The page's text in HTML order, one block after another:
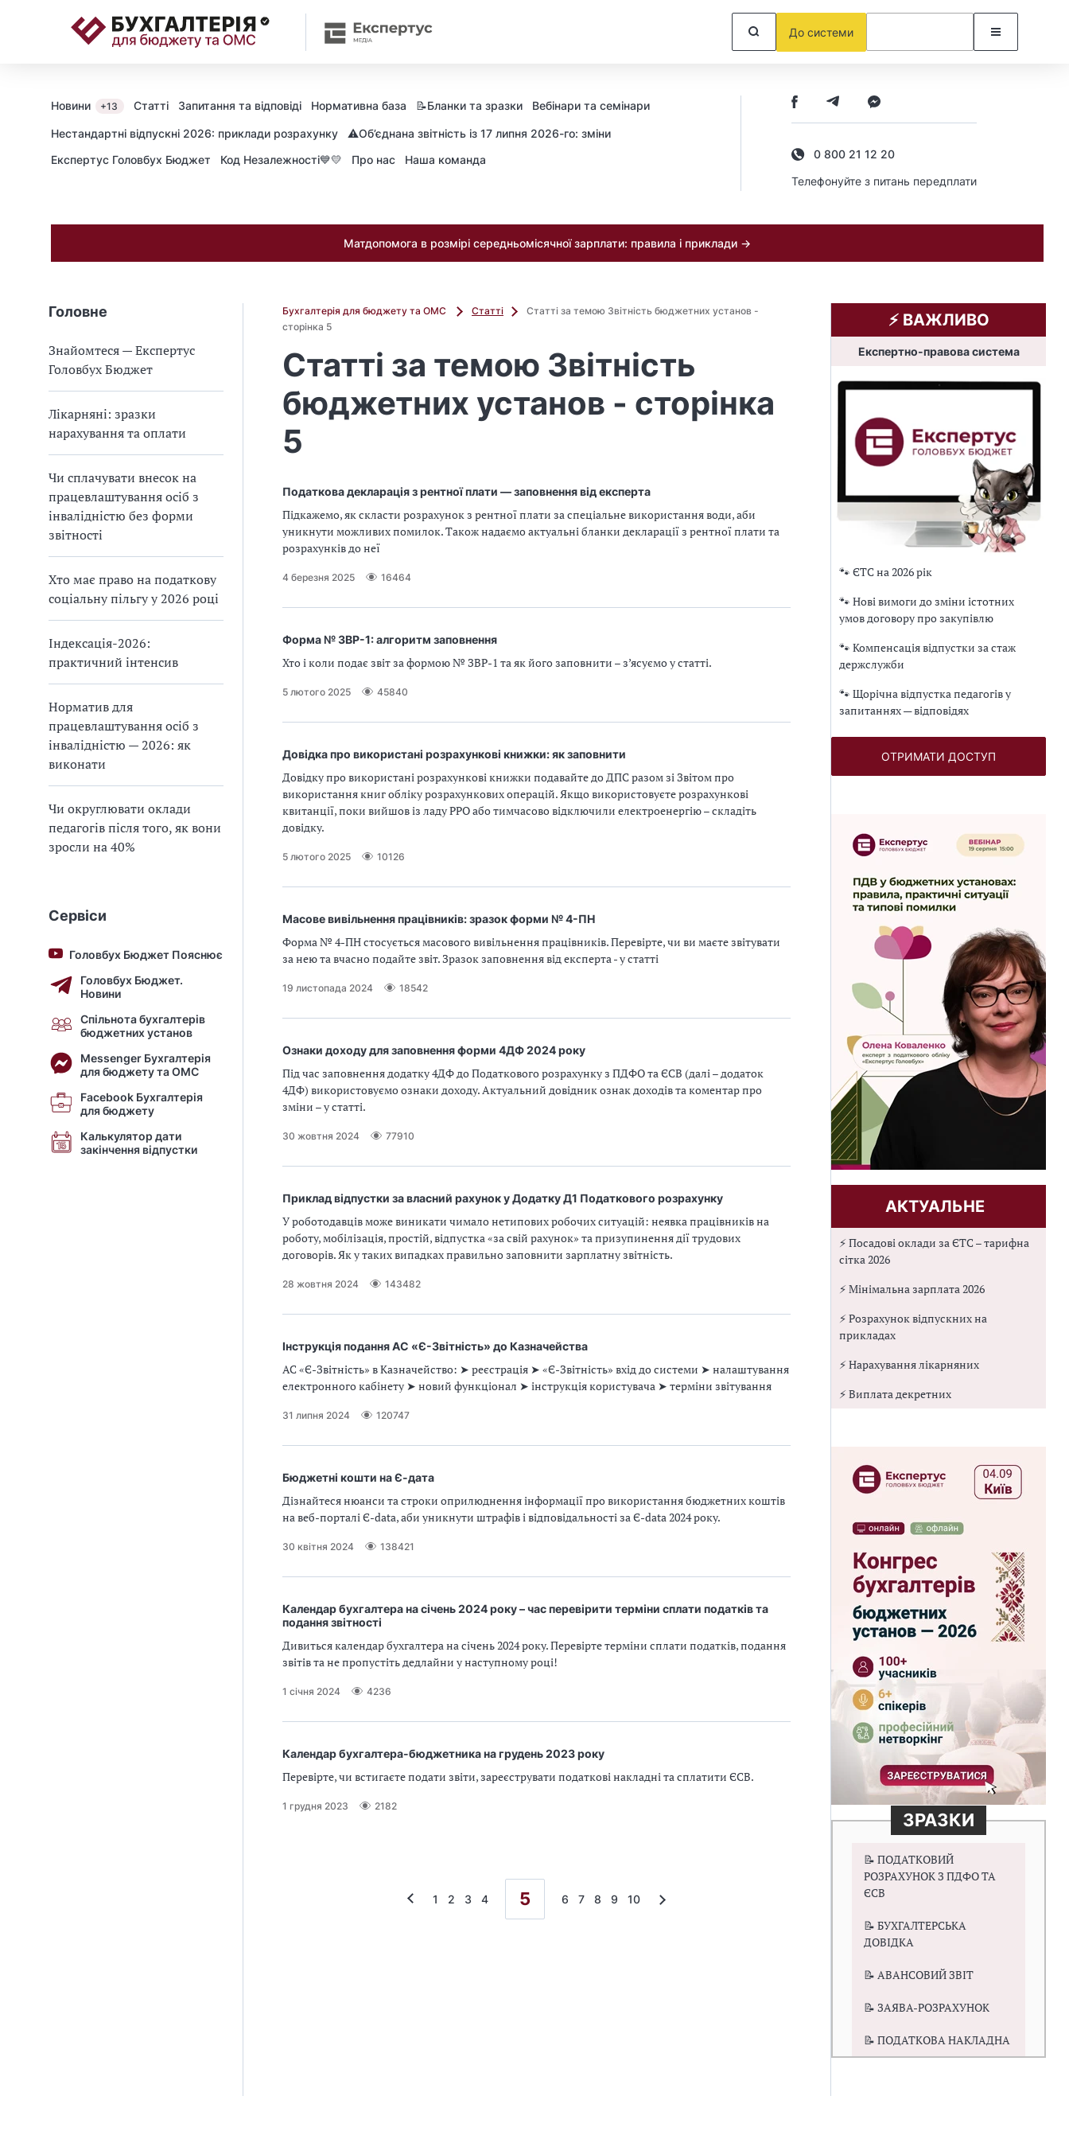
До системи
Новини +13 Статті Запитання та відповіді Нормативна база 📝Бланки та зразки Вебінари та семінари
Нестандартні відпускні 2026: приклади розрахунку
⚠️Об’єднана звітність із 17 липня 2026-го: зміни
Експертус Головбух Бюджет
Код Незалежності💙💛 Про нас Наша команда
0 800 21 12 20
Телефонуйте з питань передплати
Матдопомога в розмірі середньомісячної зарплати: правила і приклади →
Головне
Знайомтеся — Експертус
Головбух Бюджет
Лікарняні: зразки
нарахування та оплати
Чи сплачувати внесок на
працевлаштування осіб з
інвалідністю без форми
звітності
Хто має право на податкову
соціальну пільгу у 2026 році
Індексація-2026:
практичний інтенсив
Норматив для
працевлаштування осіб з
інвалідністю — 2026: як
виконати
Чи округлювати оклади
педагогів після того, як вони
зросли на 40%
Сервіси
Головбух Бюджет Пояснює
Головбух Бюджет.
Новини
Спільнота бухгалтерів
бюджетних установ
Messenger Бухгалтерія
для бюджету та ОМС
Facebook Бухгалтерія
для бюджету
Калькулятор дати
закінчення відпустки
Бухгалтерія для бюджету та ОМС Статті
Статті за темою Звітність бюджетних установ -
сторінка 5
Статті за темою Звітність
бюджетних установ - сторінка
5
Податкова декларація з рентної плати — заповнення від експерта
Підкажемо, як скласти розрахунок з рентної плати за спеціальне використання води, аби
уникнути можливих помилок. Також надаємо актуальні бланки декларації з рентної плати та
розрахунків до неї
4 березня 2025 16464
Форма № ЗВР-1: алгоритм заповнення
Хто і коли подає звіт за формою № ЗВР-1 та як його заповнити – з’ясуємо у статті.
5 лютого 2025 45840
Довідка про використані розрахункові книжки: як заповнити
Довідку про використані розрахункові книжки подавайте до ДПС разом зі Звітом про
використання книг обліку розрахункових операцій. Якщо використовуєте розрахункові
квитанції, поки вийшов із ладу РРО або тимчасово відключили електроенергію – складіть
довідку.
5 лютого 2025 10126
Масове вивільнення працівників: зразок форми № 4-ПН
Форма № 4-ПН стосується масового вивільнення працівників. Перевірте, чи ви маєте звітувати
за нею та вчасно подайте звіт. Зразок заповнення від експерта - у статті
19 листопада 2024 18542
Ознаки доходу для заповнення форми 4ДФ 2024 року
Під час заповнення додатку 4ДФ до Податкового розрахунку з ПДФО та ЄСВ (далі – додаток
4ДФ) використовуємо ознаки доходу. Актуальний довідник ознак доходів та коментар про
зміни – у статті.
30 жовтня 2024 77910
Приклад відпустки за власний рахунок у Додатку Д1 Податкового розрахунку
У роботодавців може виникати чимало нетипових робочих ситуацій: неявка працівників на
роботу, мобілізація, простій, відпустка «за свій рахунок» та призупинення дії трудових
договорів. Як у таких випадках правильно заповнити зарплатну звітність.
28 жовтня 2024 143482
Інструкція подання АС «Є-Звітність» до Казначейства
АС «Є-Звітність» в Казначейство: ➤ реєстрація ➤ «Є-Звітність» вхід до системи ➤ налаштування
електронного кабінету ➤ новий функціонал ➤ інструкція користувача ➤ терміни звітування
31 липня 2024 120747
Бюджетні кошти на Є-дата
Дізнайтеся нюанси та строки оприлюднення інформації про використання бюджетних коштів
на веб-порталі Є-data, аби уникнути штрафів і відповідальності за Є-data 2024 року.
30 квітня 2024 138421
Календар бухгалтера на січень 2024 року – час перевірити терміни сплати податків та
подання звітності
Дивиться календар бухгалтера на січень 2024 року. Перевірте терміни сплати податків, подання
звітів та не пропустіть дедлайни у наступному році!
1 січня 2024 4236
Календар бухгалтера-бюджетника на грудень 2023 року
Перевірте, чи встигаєте подати звіти, зареєструвати податкові накладні та сплатити ЄСВ.
1 грудня 2023 2182
1 2 3 4 5 6 7 8 9 10
⚡️ ВАЖЛИВО
Експертно-правова система
🐾 ЄТС на 2026 рік
🐾 Нові вимоги до зміни істотних
умов договору про закупівлю
🐾 Компенсація відпустки за стаж
держслужби
🐾 Щорічна відпустка педагогів у
запитаннях — відповідях
ОТРИМАТИ ДОСТУП
АКТУАЛЬНЕ
⚡ Посадові оклади за ЄТС – тарифна
сітка 2026
⚡ Мінімальна зарплата 2026
⚡ Розрахунок відпускних на
прикладах
⚡ Нарахування лікарняних
⚡ Виплата декретних
ЗРАЗКИ
📝 ПОДАТКОВИЙ
РОЗРАХУНОК З ПДФО ТА
ЄСВ
📝 БУХГАЛТЕРСЬКА
ДОВІДКА
📝 АВАНСОВИЙ ЗВІТ
📝 ЗАЯВА-РОЗРАХУНОК
📝 ПОДАТКОВА НАКЛАДНА